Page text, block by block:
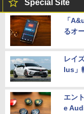
Special Site
「
るオ
レイ
lus」
エン
e